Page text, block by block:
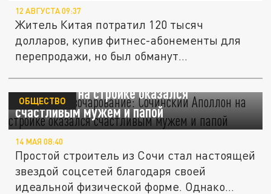
12 АВГУСТА 09:37
Житель Китая потратил 120 тысяч
долларов, купив фитнес-абонементы для
перепродажи, но был обманут
Женское разочарование: Сочинский
"Аполлон" на стройке оказался
счастливым мужем и папой
ОБЩЕСТВО
14 МАЯ 08:40
Простой строитель из Сочи стал настоящей
звездой соцсетей благодаря своей
идеальной физической форме. Однако...